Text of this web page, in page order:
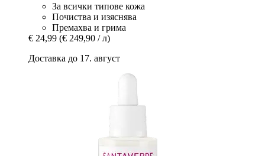
За всички типове кожа
Почиства и изяснява
Премахва и грима
€ 24,99 (€ 249,90 / л)
Доставка до 17. август